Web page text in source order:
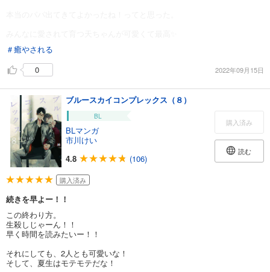
＃癒やされる
0
2022年09月15日
ブルースカイコンプレックス（８）
BL
BLマンガ
市川けい
4.8
(106)
購入済み
読む
購入済み
続きを早よー！！
この終わり方。
生殺しじゃーん！！
早く時間を読みたいー！！
それにしても、2人とも可愛いな！
そして、夏生はモテモテだな！